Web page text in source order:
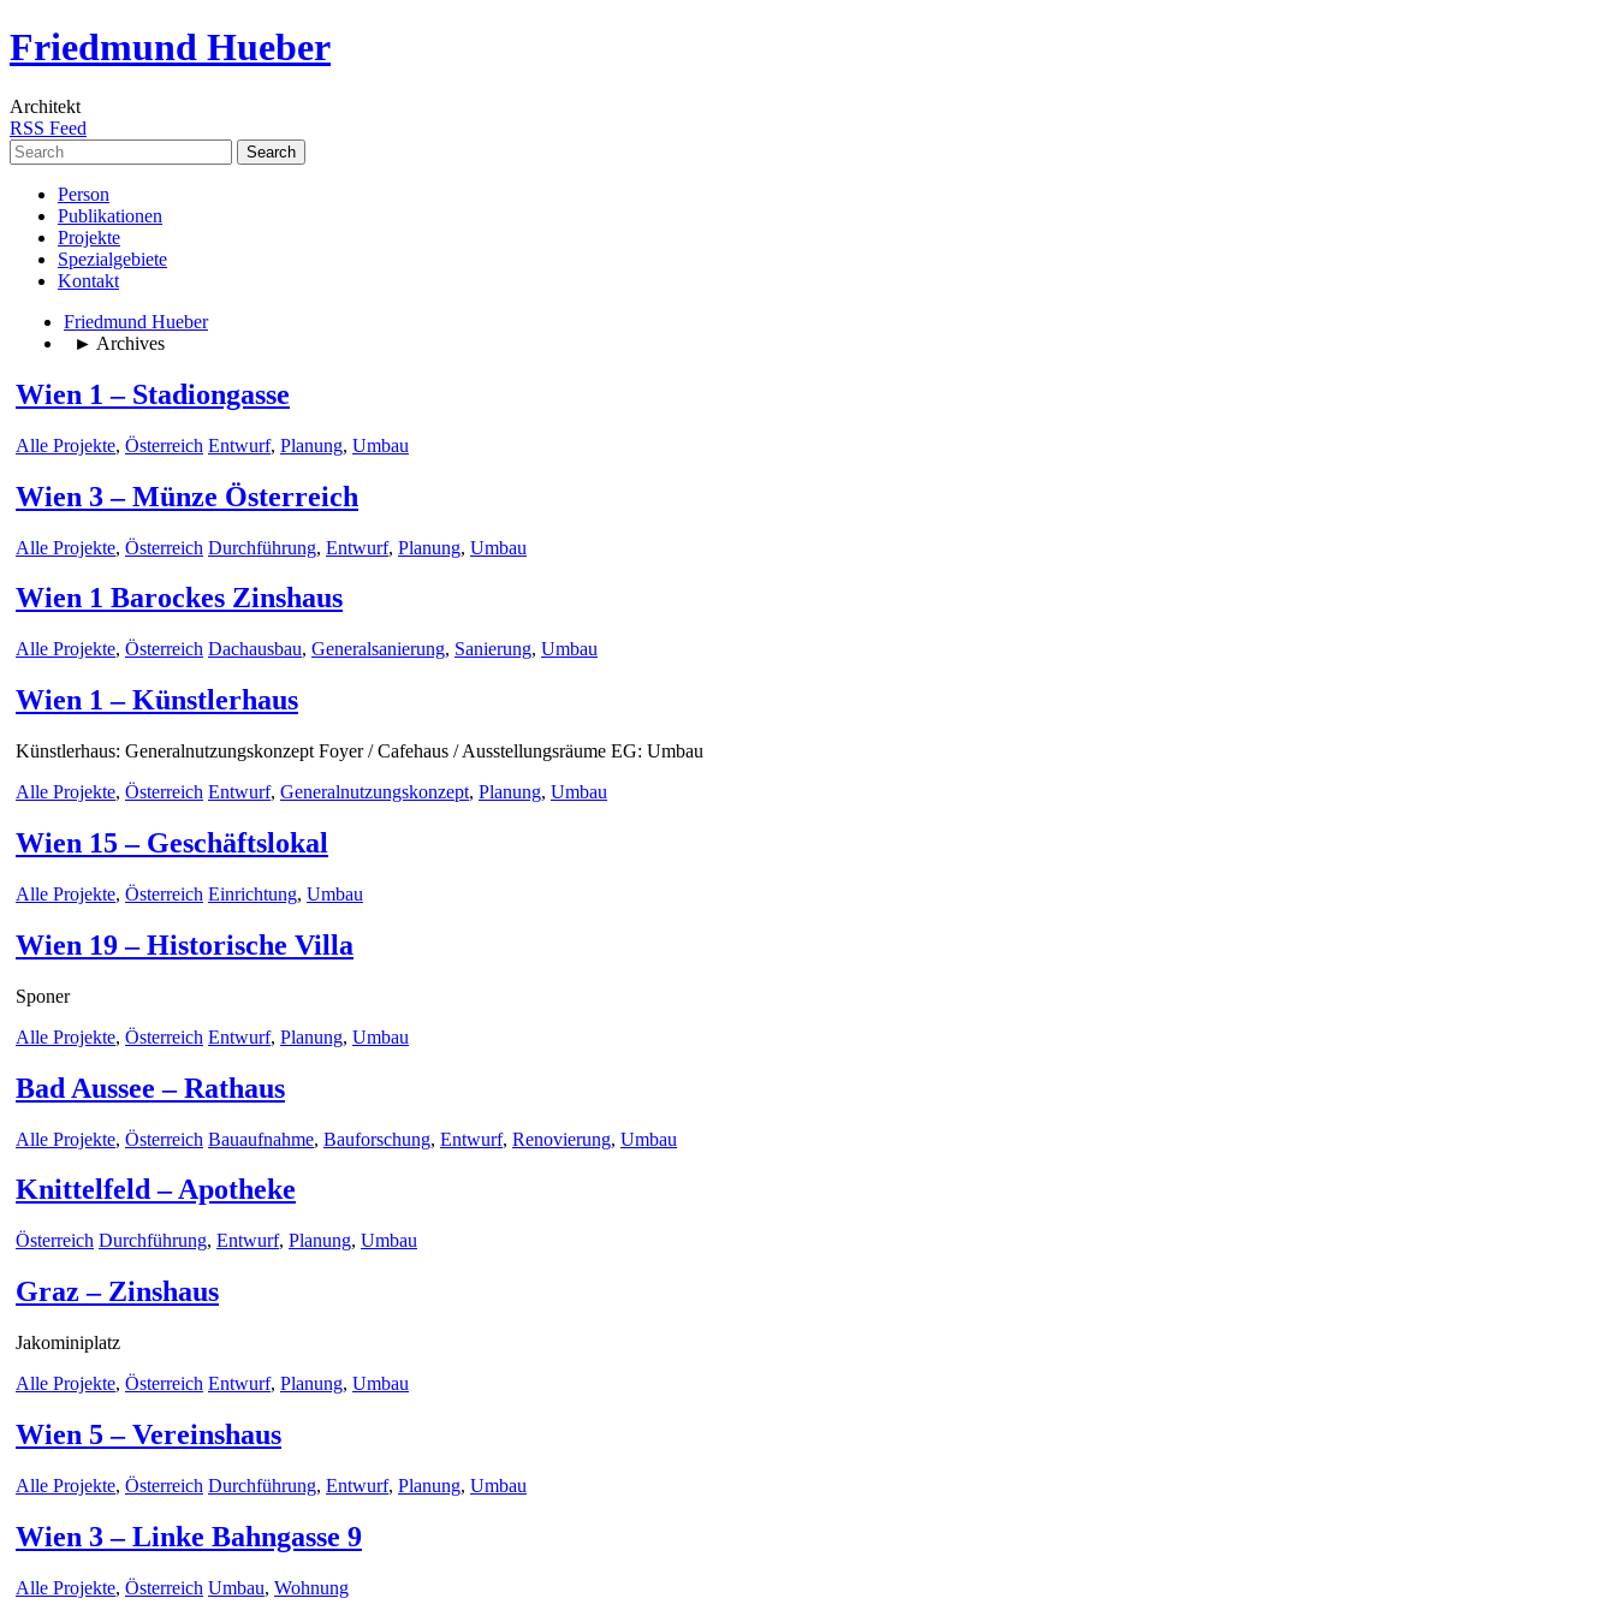
Friedmund Hueber
Architekt
RSS Feed
Search
for:
Person
Publikationen
Projekte
Spezialgebiete
Kontakt
Friedmund Hueber
► Archives
Wien 1 – Stadiongasse
Alle Projekte, Österreich Entwurf, Planung, Umbau
Wien 3 – Münze Österreich
Alle Projekte, Österreich Durchführung, Entwurf, Planung, Umbau
Wien 1 Barockes Zinshaus
Alle Projekte, Österreich Dachausbau, Generalsanierung, Sanierung, Umbau
Wien 1 – Künstlerhaus
Künstlerhaus: Generalnutzungskonzept Foyer / Cafehaus / Ausstellungsräume EG: Umbau
Alle Projekte, Österreich Entwurf, Generalnutzungskonzept, Planung, Umbau
Wien 15 – Geschäftslokal
Alle Projekte, Österreich Einrichtung, Umbau
Wien 19 – Historische Villa
Sponer
Alle Projekte, Österreich Entwurf, Planung, Umbau
Bad Aussee – Rathaus
Alle Projekte, Österreich Bauaufnahme, Bauforschung, Entwurf, Renovierung, Umbau
Knittelfeld – Apotheke
Österreich Durchführung, Entwurf, Planung, Umbau
Graz – Zinshaus
Jakominiplatz
Alle Projekte, Österreich Entwurf, Planung, Umbau
Wien 5 – Vereinshaus
Alle Projekte, Österreich Durchführung, Entwurf, Planung, Umbau
Wien 3 – Linke Bahngasse 9
Alle Projekte, Österreich Umbau, Wohnung